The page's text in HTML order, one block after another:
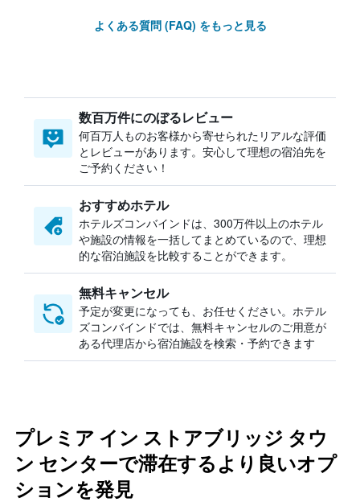
よくある質問 (FAQ) をもっと見る
数百万件にのぼるレビュー
何百万人ものお客様から寄せられたリアルな評価
とレビューがあります。安心して理想の宿泊先を
ご予約ください！
おすすめホテル
ホテルズコンバインドは、300万件以上のホテル
や施設の情報を一括してまとめているので、理想
的な宿泊施設を比較することができます。
無料キャンセル
予定が変更になっても、お任せください。ホテル
ズコンバインドでは、無料キャンセルのご用意が
ある代理店から宿泊施設を検索・予約できます
プレミア イン ストアブリッジ タウ
ン センターで滞在するより良いオプ
ションを発見